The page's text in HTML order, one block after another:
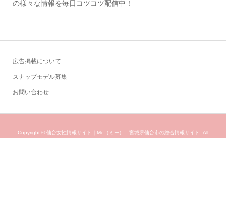
の様々な情報を毎日コツコツ配信中！
広告掲載について
スナップモデル募集
お問い合わせ
Copyright © 仙台女性情報サイト｜Me（ミー） 宮城県仙台市の総合情報サイト. All